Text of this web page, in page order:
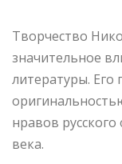
Творчество
значительное
литературы. Его
нравов
века.